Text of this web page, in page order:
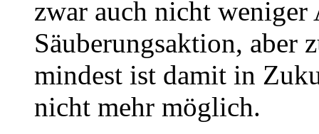
zwar auch nicht
Säuberungsaktion, aber
mindest ist damit in
nicht mehr möglich.